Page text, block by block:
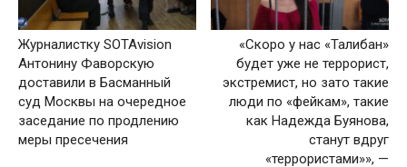
Журналистку SOTAvision
Антонину Фаворскую
доставили в Басманный
суд Москвы на очередное
заседание по продлению
меры пресечения
«Скоро у нас «Талибан»
будет уже не террорист,
экстремист, но зато такие
люди по «фейкам», такие
как Надежда Буянова,
станут вдруг
«террористами»», —